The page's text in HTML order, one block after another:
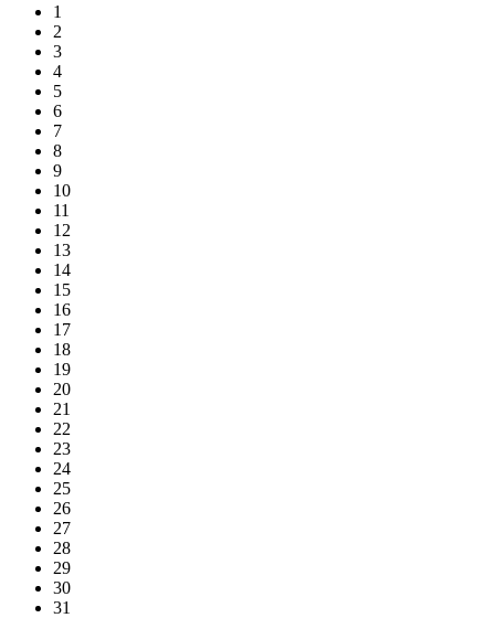
1
2
3
4
5
6
7
8
9
10
11
12
13
14
15
16
17
18
19
20
21
22
23
24
25
26
27
28
29
30
31